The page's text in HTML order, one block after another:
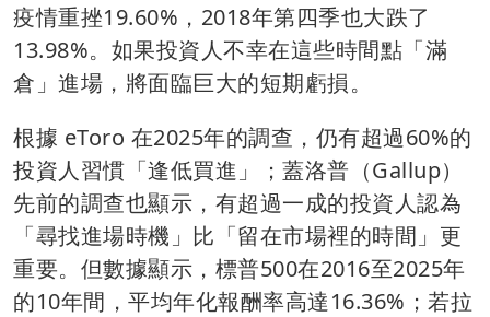
疫情重挫19.60%，2018年第四季也大跌了
13.98%。如果投資人不幸在這些時間點「滿
倉」進場，將面臨巨大的短期虧損。
根據 eToro 在2025年的調查，仍有超過60%的
投資人習慣「逢低買進」；蓋洛普（Gallup）
先前的調查也顯示，有超過一成的投資人認為
「尋找進場時機」比「留在市場裡的時間」更
重要。但數據顯示，標普500在2016至2025年
的10年間，平均年化報酬率高達16.36%；若拉